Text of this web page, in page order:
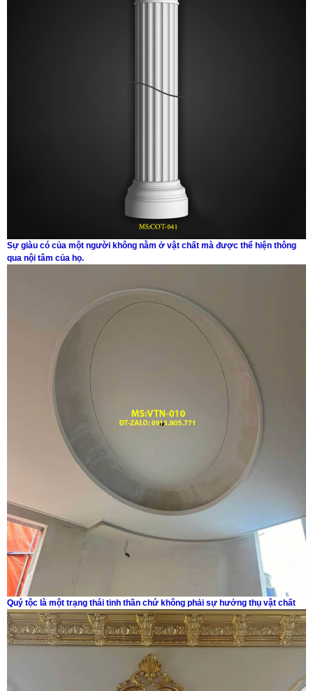
Sự giàu có của một người không nằm ở vật chất mà được thể hiện thông
qua nội tâm của họ.
Quý tộc là một trạng thái tinh thần chứ không phải sự hưởng thụ vật chất